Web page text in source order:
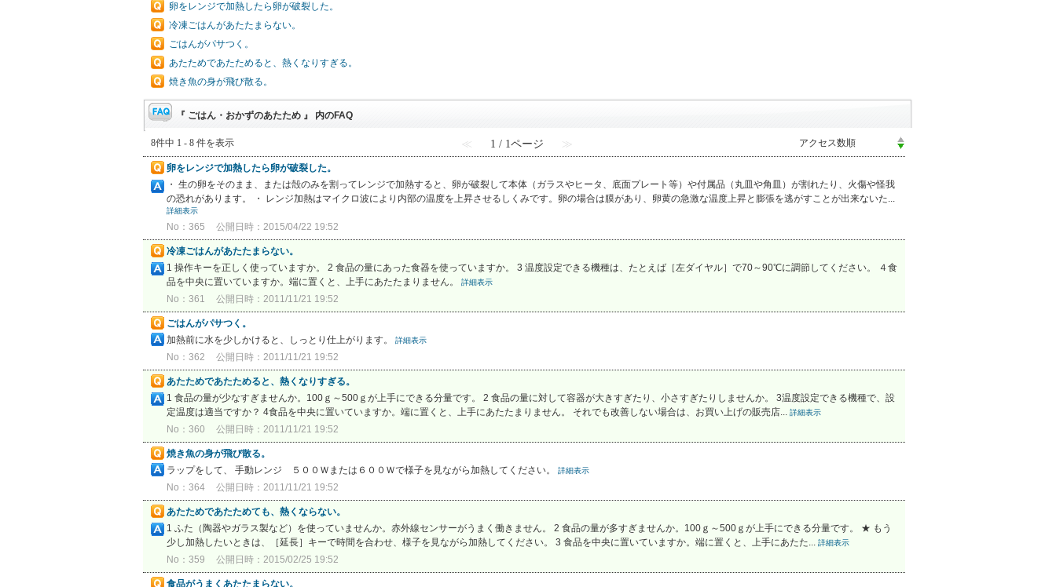
卵をレンジで加熱したら卵が破裂した。
冷凍ごはんがあたたまらない。
ごはんがパサつく。
あたためであたためると、熱くなりすぎる。
焼き魚の身が飛び散る。
『 ごはん・おかずのあたため 』 内のFAQ
8件中 1 - 8 件を表示 ≪ 1 / 1ページ ≫
卵をレンジで加熱したら卵が破裂した。
・ 生の卵をそのまま、または殻のみを割ってレンジで加熱すると、卵が破裂して本体（ガラスやヒータ、底面プレート等）や付属品（丸皿や角皿）が割れたり、火傷や怪我
の恐れがあります。 ・ レンジ加熱はマイクロ波により内部の温度を上昇させるしくみです。卵の場合は膜があり、卵黄の急激な温度上昇と膨張を逃がすことが出来ないた...
詳細表示
No：365 公開日時：2015/04/22 19:52
冷凍ごはんがあたたまらない。
1 操作キーを正しく使っていますか。 2 食品の量にあった食器を使っていますか。 3 温度設定できる機種は、たとえば［左ダイヤル］で70～90℃に調節してください。 ４食
品を中央に置いていますか。端に置くと、上手にあたたまりません。
詳細表示
No：361 公開日時：2011/11/21 19:52
ごはんがパサつく。
加熱前に水を少しかけると、しっとり仕上がります。
詳細表示
No：362 公開日時：2011/11/21 19:52
あたためであたためると、熱くなりすぎる。
1 食品の量が少なすぎませんか。100ｇ～500ｇが上手にできる分量です。 2 食品の量に対して容器が大きすぎたり、小さすぎたりしませんか。 3温度設定できる機種で、設
定温度は適当ですか？ 4食品を中央に置いていますか。端に置くと、上手にあたたまりません。 それでも改善しない場合は、お買い上げの販売店... 詳細表示
No：360 公開日時：2011/11/21 19:52
焼き魚の身が飛び散る。
ラップをして、 手動レンジ ５００Ｗまたは６００Ｗで様子を見ながら加熱してください。
詳細表示
No：364 公開日時：2011/11/21 19:52
あたためであたためても、熱くならない。
1 ふた（陶器やガラス製など）を使っていませんか。赤外線センサーがうまく働きません。 2 食品の量が多すぎませんか。100ｇ～500ｇが上手にできる分量です。 ★ もう
少し加熱したいときは、［延長］キーで時間を合わせ、様子を見ながら加熱してください。 3 食品を中央に置いていますか。端に置くと、上手にあたた... 詳細表示
No：359 公開日時：2015/02/25 19:52
食品がうまくあたたまらない。